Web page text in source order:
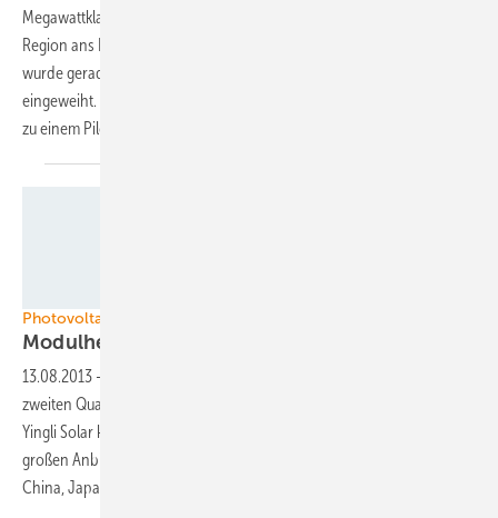
Megawattklasse ging jetzt im Südwesten vor der Küste der Nagasaki-
Region ans Netz. Die Zwei-Megawatt-Anlage mit 170 Meter Höhe
wurde gerade von der Regierung mit einer offiziellen Zeremonie
eingeweiht. Sie soll Strom für 1700 Haushalte produzieren und gehört
zu einem Pilotprojekt des
Photovoltaikmarkt im Umbruch
Modulhersteller mit
13.08.2013 -
zweiten Quartal dieses Jahres einen Rekordabsatz hingelegt. Allein
Yingli Solar konnte etwa 800 Megawatt Modulleistung absetzen. Die
großen Anbieter konzentrieren sich auf die wachsenden Märkte in
China, Japan, USA und